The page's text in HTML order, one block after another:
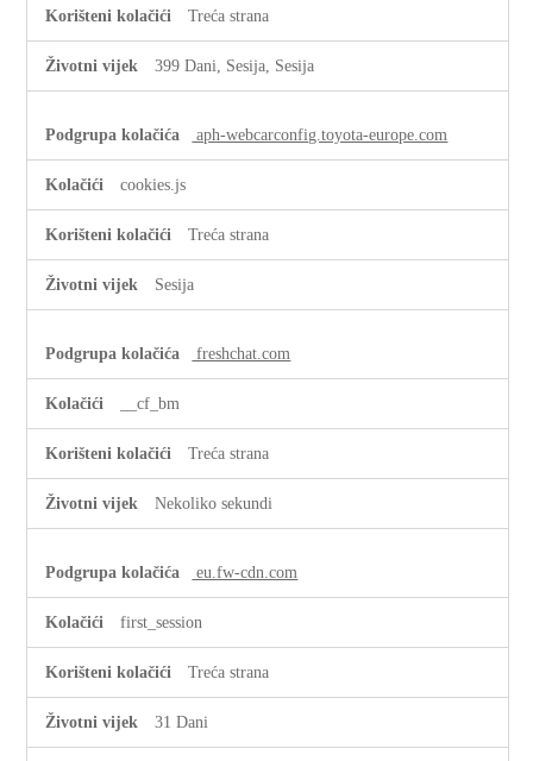
Treća strana
399 Dani, Sesija, Sesija
aph-webcarconfig.toyota-europe.com
cookies.js
Treća strana
Sesija
freshchat.com
__cf_bm
Treća strana
Nekoliko sekundi
eu.fw-cdn.com
first_session
Treća strana
31 Dani